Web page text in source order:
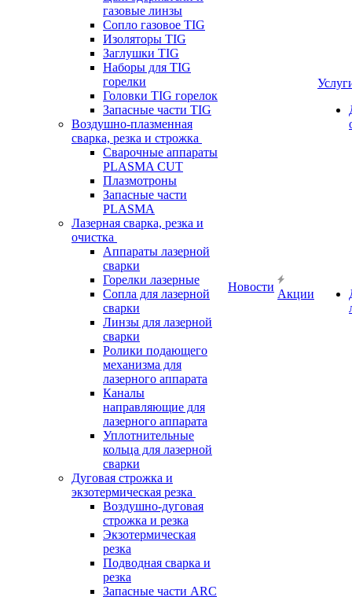
газовые линзы
Сопло газовое TIG
Изоляторы TIG
Заглушки TIG
Наборы для TIG
горелки
Головки TIG горелок
Запасные части TIG
Воздушно-плазменная
сварка, резка и строжка
Сварочные аппараты
PLASMA CUT
Плазмотроны
Запасные части
PLASMA
Лазерная сварка, резка и
очистка
Аппараты лазерной
сварки
Горелки лазерные
Сопла для лазерной
сварки
Линзы для лазерной
сварки
Ролики подающего
механизма для
лазерного аппарата
Каналы
направляющие для
лазерного аппарата
Уплотнительные
кольца для лазерной
сварки
Дуговая строжка и
экзотермическая резка
Воздушно-дуговая
строжка и резка
Экзотермическая
резка
Подводная сварка и
резка
Запасные части ARC
Новости
Акции